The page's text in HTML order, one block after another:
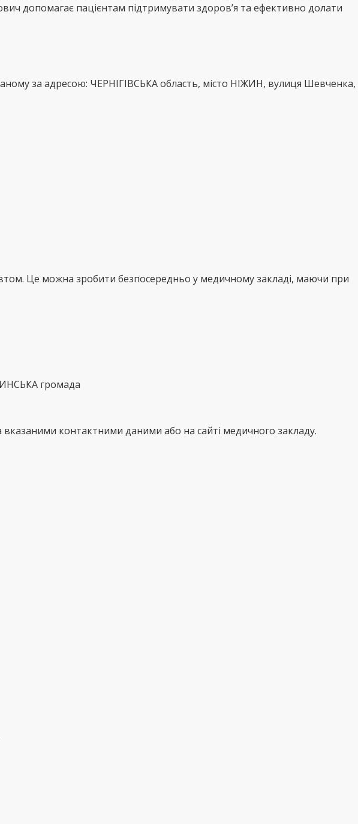
допомагає пацієнтам підтримувати здоров’я та ефективно долати
за адресою: ЧЕРНІГІВСЬКА область, місто НІЖИН, вулиця Шевченка,
Це можна зробити безпосередньо у медичному закладі, маючи при
громада
контактними даними або на сайті медичного закладу.